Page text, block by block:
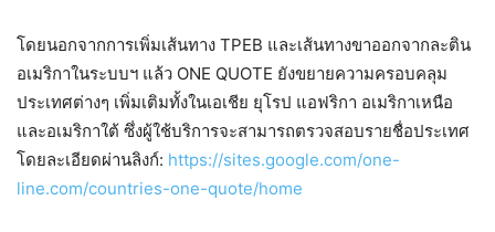
โดยนอกจากการเพิ่มเส้นทาง TPEB และเส้นทางขาออกจากละติน
อเมริกาในระบบฯ แล้ว ONE QUOTE ยังขยายความครอบคลุม
ประเทศต่างๆ เพิ่มเติมทั้งในเอเชีย ยุโรป แอฟริกา อเมริกาเหนือ
และอเมริกาใต้ ซึ่งผู้ใช้บริการจะสามารถตรวจสอบรายชื่อประเทศ
โดยละเอียดผ่านลิงก์: https://sites.google.com/one-
line.com/countries-one-quote/home